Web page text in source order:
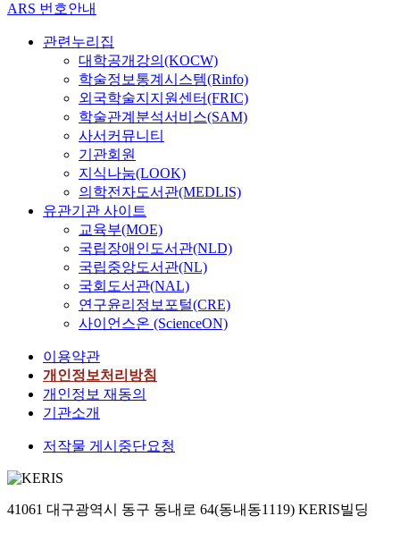
ARS 번호안내
관련누리집
대학공개강의(KOCW)
학술정보통계시스템(Rinfo)
외국학술지지원센터(FRIC)
학술관계분석서비스(SAM)
사서커뮤니티
기관회원
지식나눔(LOOK)
의학전자도서관(MEDLIS)
유관기관 사이트
교육부(MOE)
국립장애인도서관(NLD)
국립중앙도서관(NL)
국회도서관(NAL)
연구윤리정보포털(CRE)
사이언스온 (ScienceON)
이용약관
개인정보처리방침
개인정보 재동의
기관소개
저작물 게시중단요청
41061 대구광역시 동구 동내로 64(동내동1119) KERIS빌딩